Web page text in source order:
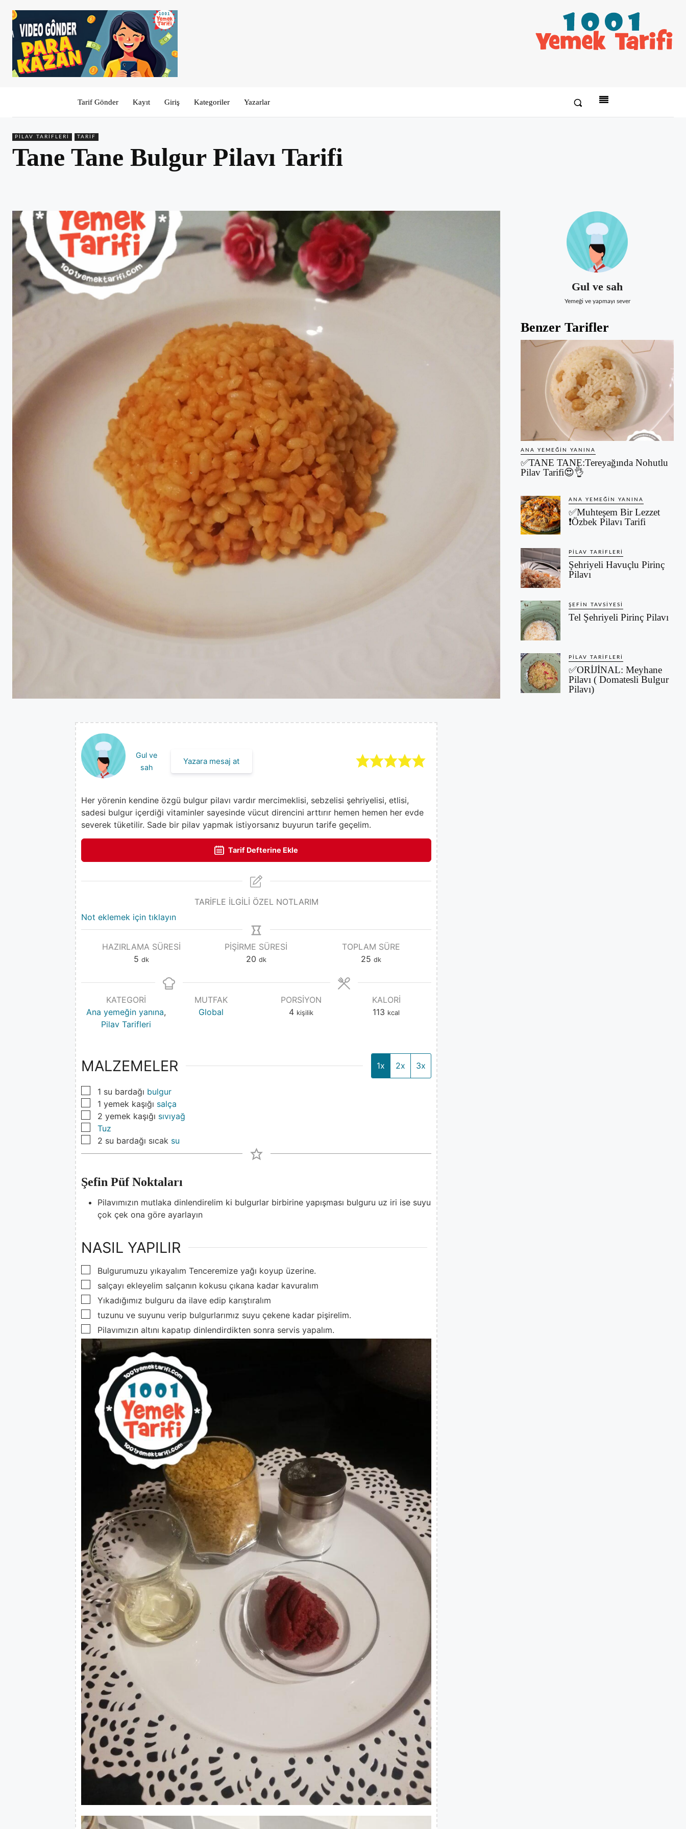
Tarif Gönder Kayıt Giriş Kategoriler Yazarlar
PILAV TARIFLERI TARIF
Tane Tane Bulgur Pilavı Tarifi
Gul ve
sah
Yazara mesaj at
Her yörenin kendine özgü bulgur pilavı vardır mercimeklisi, sebzelisi şehriyelisi, etlisi,
sadesi bulgur içerdiği vitaminler sayesinde vücut direncini arttırır hemen hemen her evde
severek tüketilir. Sade bir pilav yapmak istiyorsanız buyurun tarife geçelim.
Tarif Defterine Ekle
TARİFLE İLGİLİ ÖZEL NOTLARIM
Not eklemek için tıklayın
HAZIRLAMA SÜRESI
5 dk
PIŞIRME SÜRESI
20 dk
TOPLAM SÜRE
25 dk
KATEGORI
Ana yemeğin yanına,
Pilav Tarifleri
MUTFAK
Global
PORSIYON
4 kişilik
KALORI
113 kcal
MALZEMELER 1x 2x 3x
▢
1 su bardağı bulgur
▢
1 yemek kaşığı salça
▢
2 yemek kaşığı sıvıyağ
▢
Tuz
▢
2 su bardağı sıcak su
Şefin Püf Noktaları
Pilavımızın mutlaka dinlendirelim ki bulgurlar birbirine yapışması bulguru uz iri ise suyu
çok çek ona göre ayarlayın
NASIL YAPILIR
▢
Bulgurumuzu yıkayalım Tenceremize yağı koyup üzerine.
▢
salçayı ekleyelim salçanın kokusu çıkana kadar kavuralım
▢
Yıkadığımız bulguru da ilave edip karıştıralım
▢
tuzunu ve suyunu verip bulgurlarımız suyu çekene kadar pişirelim.
▢
Pilavımızın altını kapatıp dinlendirdikten sonra servis yapalım.
Gul ve sah
Yemeği ve yapmayı sever
Benzer Tarifler
ANA YEMEĞIN YANINA
✅TANE TANE:Tereyağında Nohutlu
Pilav Tarifi😍👌
ANA YEMEĞIN YANINA
✅Muhteşem Bir Lezzet
❗Özbek Pilavı Tarifi
PILAV TARIFLERI
Şehriyeli Havuçlu Pirinç
Pilavı
ŞEFIN TAVSIYESI
Tel Şehriyeli Pirinç Pilavı
PILAV TARIFLERI
✅ORİJİNAL: Meyhane
Pilavı ( Domatesli Bulgur
Pilavı)